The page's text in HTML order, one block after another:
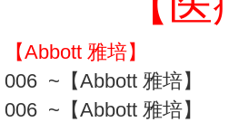
【Abbott 雅培】
006 ~【Abbott 雅培】
006 ~【Abbott 雅培】